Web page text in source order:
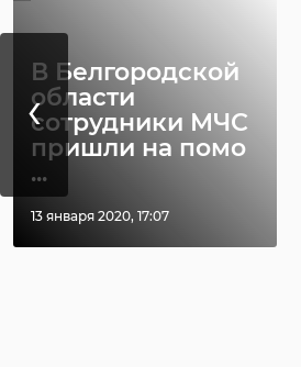
В Белгородской
области
сотрудники МЧС
пришли на помо
...
13 января 2020, 17:07
‹